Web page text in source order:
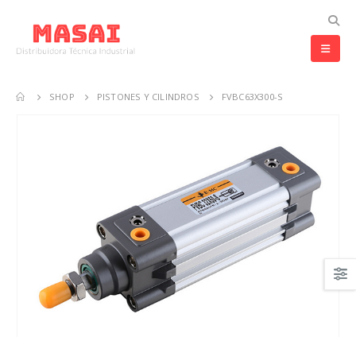
SHOP PISTONES Y CILINDROS FVBC63X300-S